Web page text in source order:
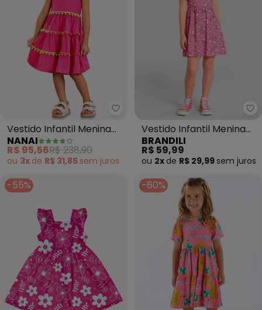
Nanai - Vestido Infantil Menina
Vestido Infantil Menina
em Algodão (Rosa)
NANAI
R$ 95,56R$ 238,90
ou 3x de R$ 31,85 sem juros
Vestido Infantil Menina
em Meia Malha (Rosa)
BRANDILI
R$ 59,99
ou 2x de R$ 29,99 sem juros
-55% -60%